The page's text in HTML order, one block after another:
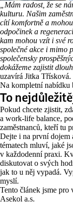
„Mám radost, že se
kulturu. Našim
cítí komfortně a
odpočinek a
kam mohou vzít i své
společné akce i mimo
společensky
dokážeme zajistit
uzavírá Jitka Třísková.
Na kompletní nabídku
To
Pokud chcete zjistit,
a work-life balance,
zaměstnanců, kteří tu
Dejte i na první dojem
tématech mluví, jaké
v každodenní praxi.
diskutovat o svých
jak to u něj vypadá.
myslí.
Tento článek jsme pro
Asekol a.s.